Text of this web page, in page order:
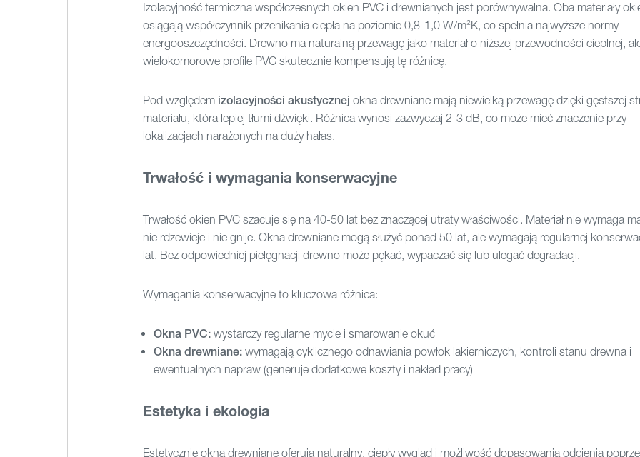
Izolacyjność termiczna współczesnych okien PVC i drewnianych jest porównywalna. Oba materiały
osiągają współczynnik przenikania ciepła na poziomie 0,8-1,0 W/m²K, co spełnia najwyższe normy
energooszczędności. Drewno ma naturalną przewagę jako materiał o niższej przewodności cieplnej,
wielokomorowe profile PVC skutecznie kompensują tę różnicę.
Pod względem izolacyjności akustycznej okna drewniane mają niewielką przewagę dzięki gęstszej
materiału, która lepiej tłumi dźwięki. Różnica wynosi zazwyczaj 2-3 dB, co może mieć znaczenie przy
lokalizacjach narażonych na duży hałas.
Trwałość i wymagania konserwacyjne
Trwałość okien PVC szacuje się na 40-50 lat bez znaczącej utraty właściwości. Materiał nie wymaga
nie rdzewieje i nie gnije. Okna drewniane mogą służyć ponad 50 lat, ale wymagają regularnej
lat. Bez odpowiedniej pielęgnacji drewno może pękać, wypaczać się lub ulegać degradacji.
Wymagania konserwacyjne to kluczowa różnica:
Okna PVC:wystarczy regularne mycie i smarowanie okuć
Okna drewniane:wymagają cyklicznego odnawiania powłok lakierniczych, kontroli stanu drewna i
ewentualnych napraw (generuje dodatkowe koszty i nakład pracy)
Estetyka i ekologia
Estetycznie okna drewniane oferują naturalny, ciepły wygląd i możliwość dopasowania odcienia